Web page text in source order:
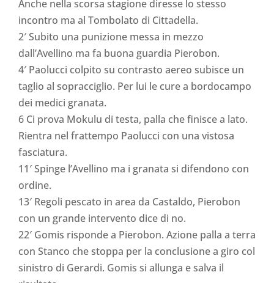
Anche nella scorsa stagione diresse lo stesso
incontro ma al Tombolato di Cittadella.
2′ Subito una punizione messa in mezzo
dall’Avellino ma fa buona guardia Pierobon.
4′ Paolucci colpito su contrasto aereo subisce un
taglio al sopracciglio. Per lui le cure a bordocampo
dei medici granata.
6 Ci prova Mokulu di testa, palla che finisce a lato.
Rientra nel frattempo Paolucci con una vistosa
fasciatura.
11′ Spinge l’Avellino ma i granata si difendono con
ordine.
13′ Regoli pescato in area da Castaldo, Pierobon
con un grande intervento dice di no.
22′ Gomis risponde a Pierobon. Azione palla a terra
con Stanco che stoppa per la conclusione a giro col
sinistro di Gerardi. Gomis si allunga e salva il